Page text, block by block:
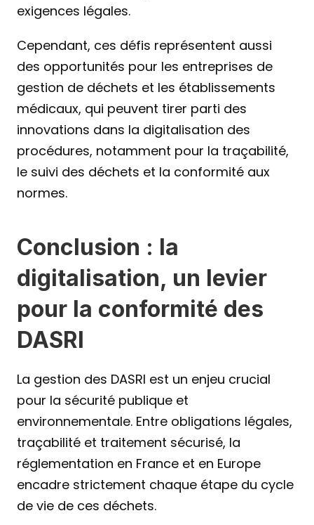
exigences légales.
Cependant, ces défis représentent aussi
des opportunités pour les entreprises de
gestion de déchets et les établissements
médicaux, qui peuvent tirer parti des
innovations dans la digitalisation des
procédures, notamment pour la traçabilité,
le suivi des déchets et la conformité aux
normes.
Conclusion : la
digitalisation, un levier
pour la conformité des
DASRI
La gestion des DASRI est un enjeu crucial
pour la sécurité publique et
environnementale. Entre obligations légales,
traçabilité et traitement sécurisé, la
réglementation en France et en Europe
encadre strictement chaque étape du cycle
de vie de ces déchets.